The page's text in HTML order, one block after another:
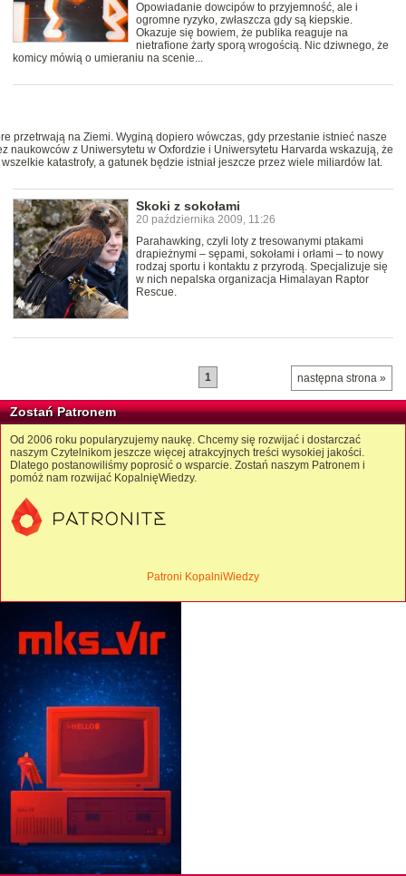
Opowiadanie dowcipów to przyjemność, ale i
ogromne ryzyko, zwłaszcza gdy są kiepskie.
Okazuje się bowiem, że publika reaguje na
nietrafione żarty sporą wrogością. Nic dziwnego, że
komicy mówią o umieraniu na scenie...
przetrwają na Ziemi. Wyginą dopiero wówczas, gdy przestanie istnieć nasze
naukowców z Uniwersytetu w Oxfordzie i Uniwersytetu Harvarda wskazują, że
katastrofy, a gatunek będzie istniał jeszcze przez wiele miliardów lat.
Skoki z sokołami
20 października 2009, 11:26
Parahawking, czyli loty z tresowanymi ptakami
drapieżnymi – sępami, sokołami i orłami – to nowy
rodzaj sportu i kontaktu z przyrodą. Specjalizuje się
w nich nepalska organizacja Himalayan Raptor
Rescue.
następna strona »
1
Zostań Patronem
Od 2006 roku popularyzujemy naukę. Chcemy się rozwijać i dostarczać
naszym Czytelnikom jeszcze więcej atrakcyjnych treści wysokiej jakości.
Dlatego postanowiliśmy poprosić o wsparcie. Zostań naszym Patronem i
pomóż nam rozwijać KopalnięWiedzy.
Patroni KopalniWiedzy